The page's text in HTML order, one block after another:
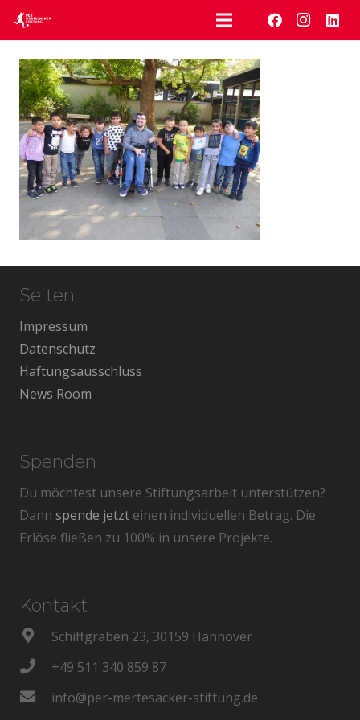
Seiten
Impressum
Datenschutz
Haftungsausschluss
News Room
Spenden
Du möchtest unsere Stiftungsarbeit unterstützen?
Dann spende jetzt einen individuellen Betrag. Die
Erlöse fließen zu 100% in unsere Projekte.
Kontakt
Schiffgraben 23, 30159 Hannover
+49 511 340 859 87
info@per-mertesacker-stiftung.de